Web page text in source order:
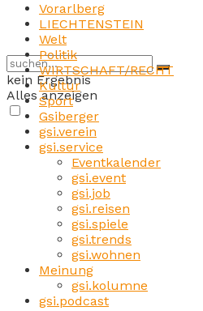
kein Ergebnis
Alles anzeigen
Vorarlberg
LIECHTENSTEIN
Welt
Politik
WIRTSCHAFT/RECHT
Kultur
Sport
Gsiberger
gsi.verein
gsi.service
Eventkalender
gsi.event
gsi.job
gsi.reisen
gsi.spiele
gsi.trends
gsi.wohnen
Meinung
gsi.kolumne
gsi.podcast